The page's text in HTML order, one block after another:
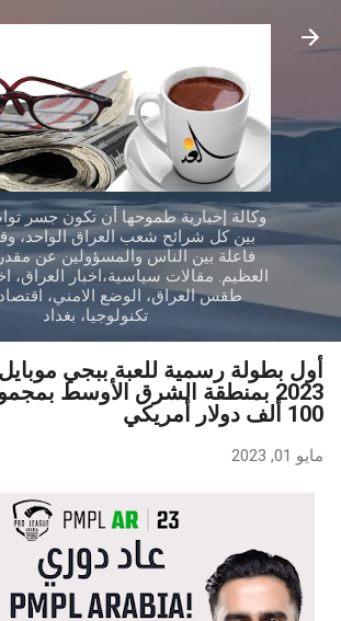
التخطي إلى المحتوى
وكالة إخبارية طموحها أن تكون جسر
بين كل شرائح شعب العراق الواحد،
فاعلة بين الناس والمسؤولين عن
العظيم. مقالات سياسية،اخبار العراق،
طقس العراق، الوضع الامني،
تكنولوجيا، بغداد
أول بطولة رسمية للعبة ببجي
2023 بمنطقة الشرق الأوسط
100 ألف دولار أمريكي
مايو 01, 2023